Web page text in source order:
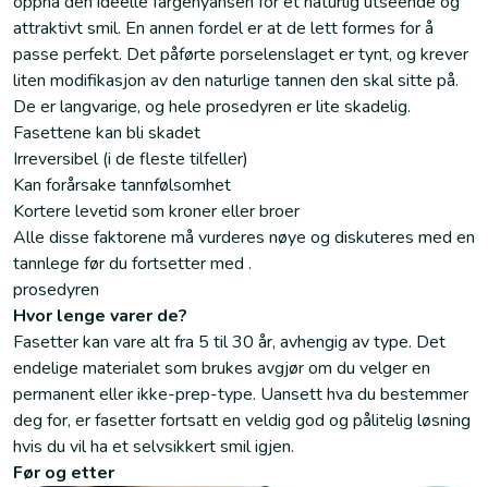
attraktivt smil. En annen fordel er at de lett formes for å
passe perfekt. Det påførte porselenslaget er tynt, og krever
liten modifikasjon av den naturlige tannen den skal sitte på.
De er langvarige, og hele prosedyren er lite skadelig.
Fasettene kan bli skadet
Irreversibel (i de fleste tilfeller)
Kan forårsake tannfølsomhet
Kortere levetid som kroner eller broer
Alle disse faktorene må vurderes nøye og diskuteres med en
tannlege før du fortsetter med .
prosedyren
Hvor lenge varer de?
Fasetter kan vare alt fra 5 til 30 år, avhengig av type. Det
endelige materialet som brukes avgjør om du velger en
permanent eller ikke-prep-type. Uansett hva du bestemmer
deg for, er fasetter fortsatt en veldig god og pålitelig løsning
hvis du vil ha et selvsikkert smil igjen.
Før og etter